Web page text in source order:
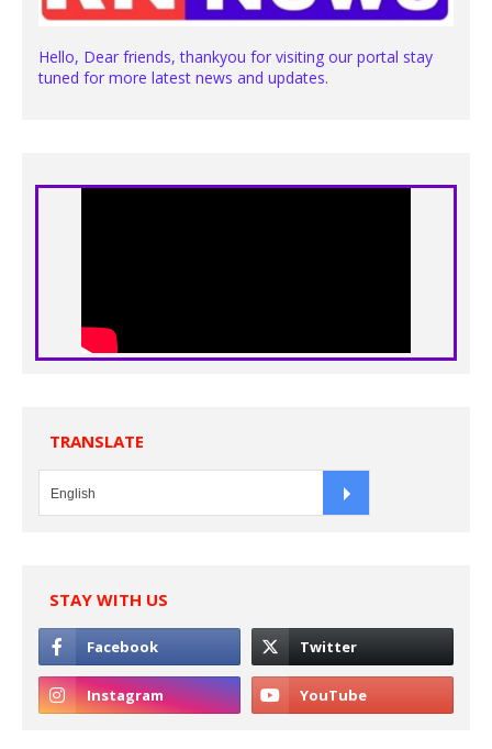
Hello, Dear friends, thankyou for visiting our portal stay
tuned for more latest news and updates.
TRANSLATE
STAY WITH US